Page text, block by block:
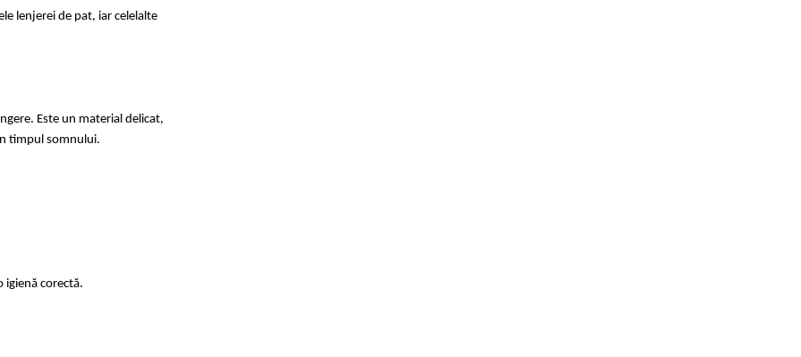
lenjerei de pat, iar celelalte
Este un material delicat,
timpul somnului.
igienă corectă.